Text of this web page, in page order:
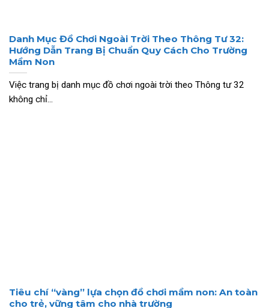
Danh Mục Đồ Chơi Ngoài Trời Theo Thông Tư 32:
Hướng Dẫn Trang Bị Chuẩn Quy Cách Cho Trường
Mầm Non
Việc trang bị danh mục đồ chơi ngoài trời theo Thông tư 32
không chỉ...
Tiêu chí “vàng” lựa chọn đồ chơi mầm non: An toàn
cho trẻ, vững tâm cho nhà trường